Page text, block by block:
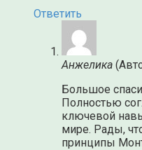
Ответить
Анжелика
Большое
Полностью
ключевой
мире. Рады,
принципы